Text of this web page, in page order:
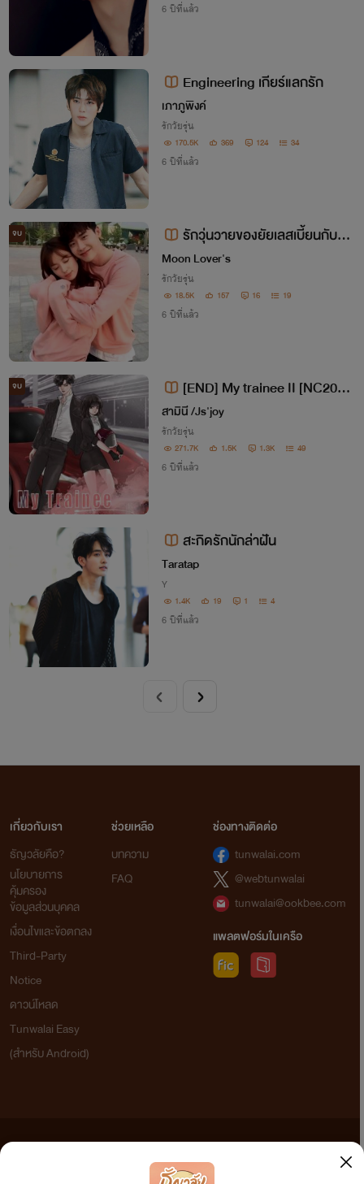
6 ปีที่แล้ว
Engineering​ เกียร์แลกรัก
เภาภู​พิงค์​
รักวัยรุ่น
170.5K 369 124 34
6 ปีที่แล้ว
จบ
รักวุ่นวายของยัยเลสเบี้ยนกับนา
ยหน้าหล่อ
Moon Lover's
รักวัยรุ่น
18.5K 157 16 19
6 ปีที่แล้ว
จบ
[END] My trainee II [NC20+
+] พัตเตอร์xเจ้าขา
สามินี /Js'joy
รักวัยรุ่น
271.7K 1.5K 1.3K 49
6 ปีที่แล้ว
สะกิดรักนักล่าฝัน
Taratap
Y
1.4K 19 1 4
6 ปีที่แล้ว
เกี่ยวกับเรา
ธัญวลัยคือ?
นโยบายการ
คุ้มครอง
ข้อมูลส่วนบุคคล
เงื่อนไขและข้อตกลง
Third-Party
Notice
ดาวน์โหลด
Tunwalai Easy
(สำหรับ Android)
ช่วยเหลือ
บทความ
FAQ
ช่องทางติดต่อ
tunwalai.com
@webtunwalai
tunwalai@ookbee.com
แพลตฟอร์มในเครือ
เว็บไซต์แห่งนี้ไม่ได้เห็นด้วยและไม่ขอรับผิดชอบต่อข้อความใดๆ ทั้งสิ้น ดังนั้นผู้อ่านทุกท่านโปรดใช้